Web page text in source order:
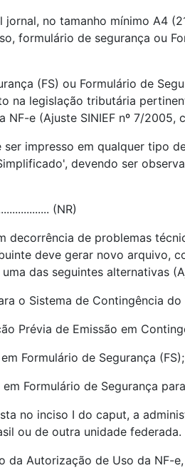
jornal, no tamanho mínimo A4
formulário de segurança ou
(FS) ou Formulário de
na legislação tributária
NF-e (Ajuste SINIEF nº 7/2005,
ser impresso em qualquer tipo
devendo ser
(NR)
decorrência de problemas
deve gerar novo arquivo,
das seguintes alternativas
o Sistema de Contingência
Prévia de Emissão em
Formulário de Segurança (FS);
Formulário de Segurança
no inciso I do caput, a
ou de outra unidade federada.
da Autorização de Uso da NF-